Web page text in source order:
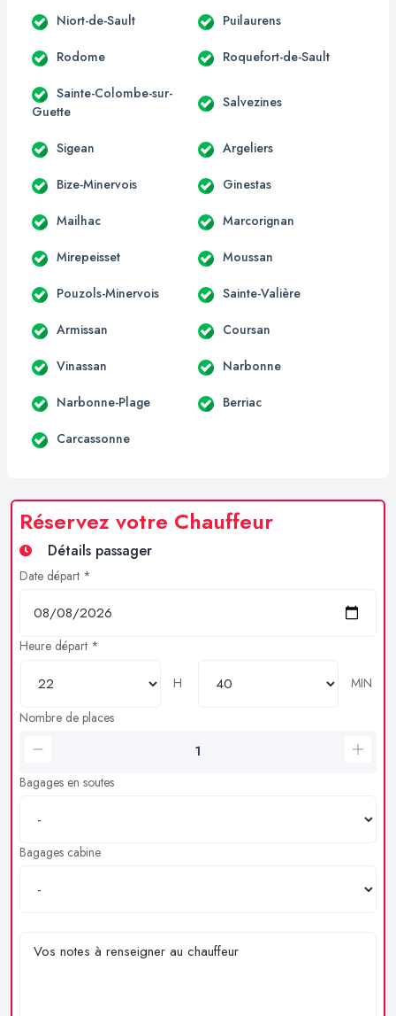
Niort-de-Sault Puilaurens
Rodome Roquefort-de-Sault
Sainte-Colombe-sur-
Guette
Salvezines
Sigean Argeliers
Bize-Minervois Ginestas
Mailhac Marcorignan
Mirepeisset Moussan
Pouzols-Minervois Sainte-Valière
Armissan Coursan
Vinassan Narbonne
Narbonne-Plage Berriac
Carcassonne
Réservez votre Chauffeur
Détails passager
Date départ *
Heure départ *
H
MIN
Nombre de places
Bagages en soutes
Bagages cabine